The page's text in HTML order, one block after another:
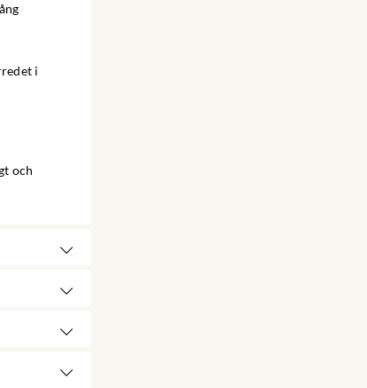
i
och